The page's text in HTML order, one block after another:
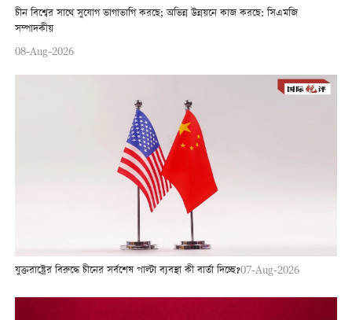
চীন বিশ্বের সাথে সুযোগ ভাগাভাগি করছে; অভিন্ন উন্নয়নে কাজ করছে: সিএমজি
সম্পাদকীয়
08-Aug-2026
যুক্তরাষ্ট্রের বিরুদ্ধে চীনের সর্বশেষ পাল্টা ব্যবস্থা কী বার্তা দিচ্ছে?07-Aug-2026